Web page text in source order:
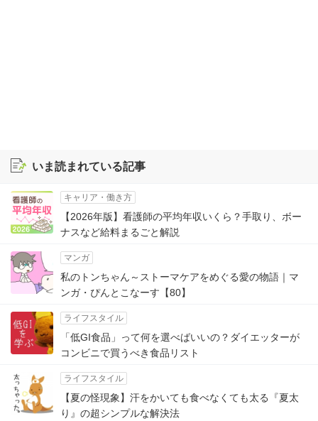
いま読まれている記事
キャリア・働き方
【2026年版】看護師の平均年収いくら？手取り、ボー
ナスなど給料まるごと解説
マンガ
私のトンちゃん～ストーマケアをめぐる愛の物語｜マ
ンガ・ぴんとこなーす【80】
ライフスタイル
「低GI食品」って何を選べばいいの？ダイエッターが
コンビニで買うべき食品リスト
ライフスタイル
【夏の怪現象】汗をかいても食べなくても太る『夏太
り』の超シンプルな解決法